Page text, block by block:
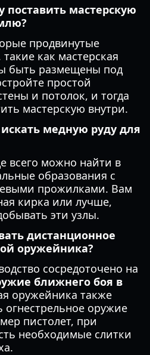
поставить мастерскую
продвинутые
как мастерская
быть размещены под
простой
и потолок, и тогда
мастерскую внутри.
медную руду для
всего можно найти в
образования с
прожилками. Вам
кирка или лучше,
эти узлы.
дистанционное
оружейника?
сосредоточено на
ближнего боя в
оружейника также
огнестрельное оружие
пистолет, при
необходимые слитки